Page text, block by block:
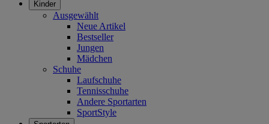
Kinder
Ausgewählt
Neue Artikel
Bestseller
Jungen
Mädchen
Schuhe
Laufschuhe
Tennisschuhe
Andere Sportarten
SportStyle